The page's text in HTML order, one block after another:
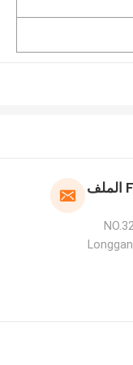
FUTURE TECH LIMITED الملف